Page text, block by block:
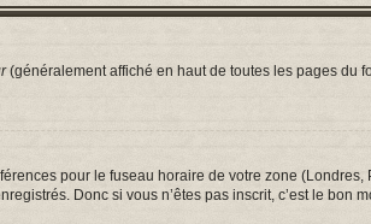
(généralement affiché en haut de toutes les pages du
pour le fuseau horaire de votre zone (Londres,
Donc si vous n’êtes pas inscrit, c’est le bon